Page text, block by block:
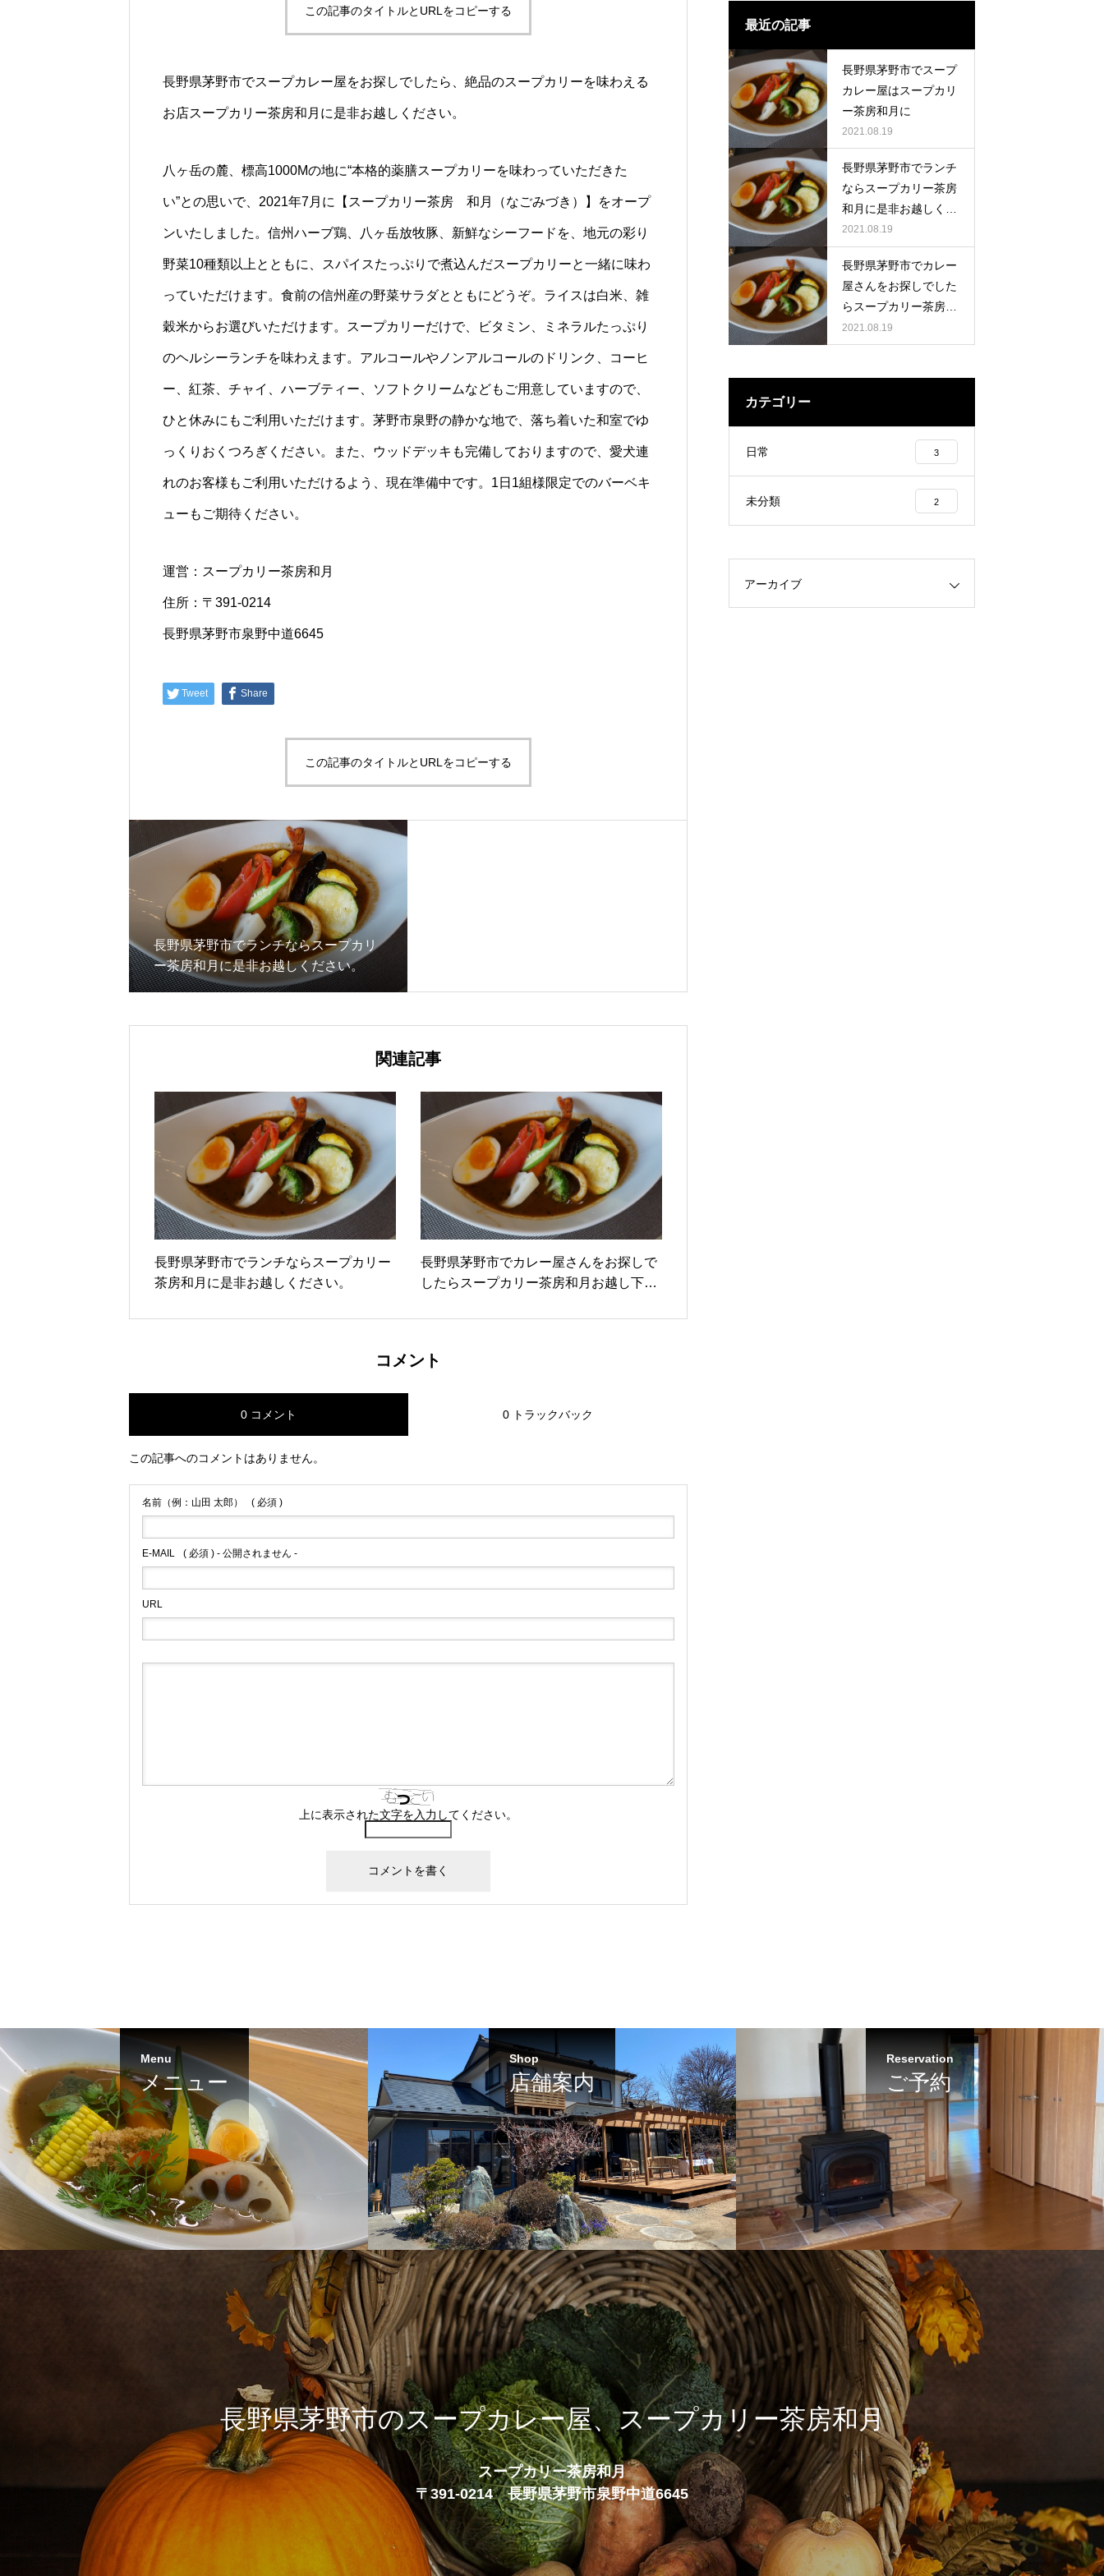
この記事のタイトルとURLをコピーする
長野県茅野市でスープカレー屋をお探しでしたら、絶品のスープカリーを味わえる
お店スープカリー茶房和月に是非お越しください。
八ヶ岳の麓、標高1000Mの地に“本格的薬膳スープカリーを味わっていただきた
い”との思いで、2021年7月に【スープカリー茶房 和月（なごみづき）】をオープ
ンいたしました。信州ハーブ鶏、八ヶ岳放牧豚、新鮮なシーフードを、地元の彩り
野菜10種類以上とともに、スパイスたっぷりで煮込んだスープカリーと一緒に味わ
っていただけます。食前の信州産の野菜サラダとともにどうぞ。ライスは白米、雑
穀米からお選びいただけます。スープカリーだけで、ビタミン、ミネラルたっぷり
のヘルシーランチを味わえます。アルコールやノンアルコールのドリンク、コーヒ
ー、紅茶、チャイ、ハーブティー、ソフトクリームなどもご用意していますので、
ひと休みにもご利用いただけます。茅野市泉野の静かな地で、落ち着いた和室でゆ
っくりおくつろぎください。また、ウッドデッキも完備しておりますので、愛犬連
れのお客様もご利用いただけるよう、現在準備中です。1日1組様限定でのバーベキ
ューもご期待ください。
運営：スープカリー茶房和月
住所：〒391-0214
長野県茅野市泉野中道6645
Tweet Share
この記事のタイトルとURLをコピーする
長野県茅野市でランチならスープカリ
ー茶房和月に是非お越しください。
関連記事
長野県茅野市でランチならスープカリー
茶房和月に是非お越しください。
長野県茅野市でカレー屋さんをお探しで
したらスープカリー茶房和月お越し下さ
コメント
0 コメント 0 トラックバック
この記事へのコメントはありません。
名前（例：山田 太郎） ( 必須 )
E-MAIL ( 必須 ) - 公開されません -
URL
上に表示された文字を入力してください。
最近の記事
長野県茅野市でスープ
カレー屋はスープカリ
ー茶房和月に
2021.08.19
長野県茅野市でランチ
ならスープカリー茶房
和月に是非お越しくだ
さい。
2021.08.19
長野県茅野市でカレー
屋さんをお探しでした
らスープカリー茶房和
月お越し下さい。
2021.08.19
カテゴリー
日常 3
未分類 2
アーカイブ
Menu
メニュー
Shop
店舗案内
Reservation
ご予約
長野県茅野市のスープカレー屋、スープカリー茶房和月
スープカリー茶房和月
〒391-0214 長野県茅野市泉野中道6645